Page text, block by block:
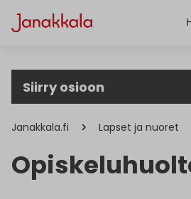
Siirry osioon
Janakkala.fi Lapset ja nuoret